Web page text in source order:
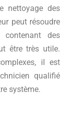
nettoyage des
peut résoudre
contenant des
être très utile.
il est
qualifié
système.